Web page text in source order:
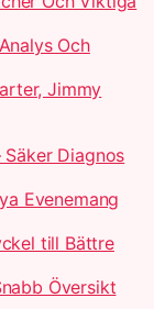
Och
Jimmy
Diagnos
Evenemang
till Bättre
Översikt